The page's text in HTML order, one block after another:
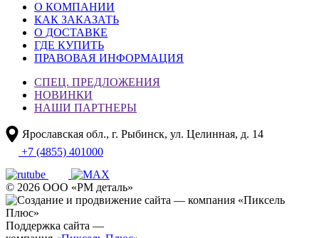
О КОМПАНИИ
КАК ЗАКАЗАТЬ
О ДОСТАВКЕ
ГДЕ КУПИТЬ
ПРАВОВАЯ ИНФОРМАЦИЯ
СПЕЦ. ПРЕДЛОЖЕНИЯ
НОВИНКИ
НАШИ ПАРТНЕРЫ
Ярославская обл., г. Рыбинск, ул. Целинная, д. 14
+7 (4855) 401000
© 2026 ООО «РМ деталь»
Поддержка сайта —